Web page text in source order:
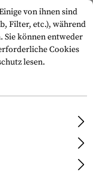
Batterien
von ihnen sind
Filter, etc.), während
Sie können entweder
Cookies
lesen.